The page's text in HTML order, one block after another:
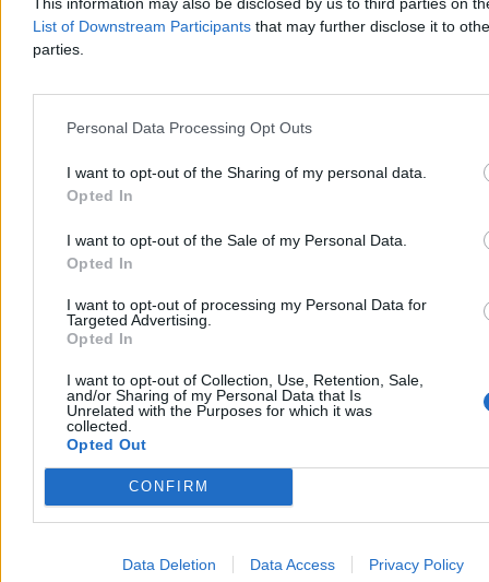
List of Downstream Participants that may further disclose it to
parties.
Personal Data Processing Opt Outs
I want to opt-out of the Sharing of my personal data.
Opted In
I want to opt-out of the Sale of my Personal Data.
Opted In
I want to opt-out of processing my Personal Data for
Targeted Advertising.
Opted In
I want to opt-out of Collection, Use, Retention, Sale,
and/or Sharing of my Personal Data that Is
Unrelated with the Purposes for which it was
collected.
Opted Out
CONFIRM
Data Deletion Data Access Privacy Policy
przypominają system małych decyzji, w którym końcowa kwota
zależy nie tylko od ceny widocznej na karcie produktu.
Dzisiaj 14:23
Reklama
Reklama